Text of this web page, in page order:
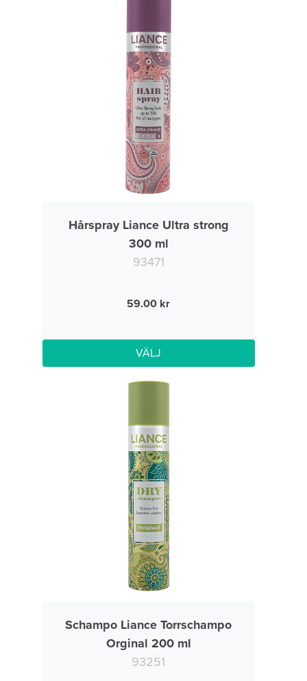
Hårspray Liance Ultra strong
300 ml
93471
59.00
VÄLJ
Schampo Liance Torrschampo
Orginal 200 ml
93251